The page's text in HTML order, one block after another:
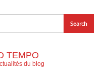
TEMPO
du blog